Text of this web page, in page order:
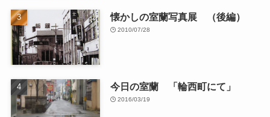
懐かしの室蘭写真展 （後編）
2010/07/28
今日の室蘭 「輪西町にて」
2016/03/19